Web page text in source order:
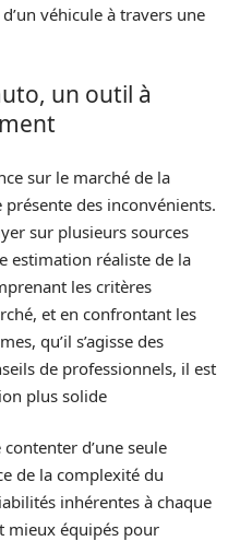
véhicule à travers une
un outil à
sur le marché de la
présente des inconvénients.
sur plusieurs sources
estimation réaliste de la
les critères
et en confrontant les
qu’il s’agisse des
de professionnels, il est
plus solide
d’une seule
de la complexité du
inhérentes à chaque
mieux équipés pour